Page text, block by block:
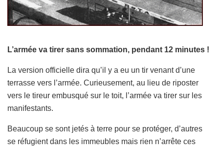
L’armée va tirer sans sommation, pendant 12 minutes !
La version officielle dira qu’il y a eu un tir venant d’une
terrasse vers l’armée. Curieusement, au lieu de riposter
vers le tireur embusqué sur le toit, l’armée va tirer sur les
manifestants.
Beaucoup se sont jetés à terre pour se protéger, d’autres
se réfugient dans les immeubles mais rien n’arrête ces